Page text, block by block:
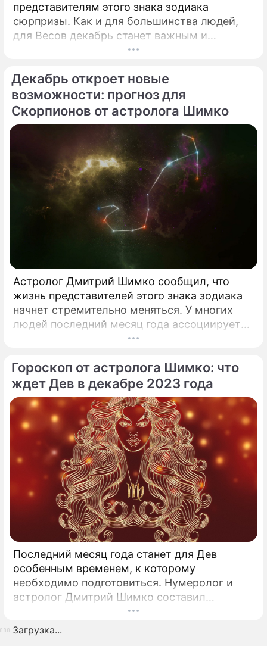
представителям этого знака зодиака
сюрпризы. Как и для большинства людей,
для Весов декабрь станет важным и
Декабрь откроет новые
возможности: прогноз для
Скорпионов от астролога Шимко
Астролог Дмитрий Шимко сообщил, что
жизнь представителей этого знака зодиака
начнет стремительно меняться. У многих
людей последний месяц года ассоциируется
с грядущими переменами и началом новой
Гороскоп от астролога Шимко: что
ждет Дев в декабре 2023 года
Последний месяц года станет для Дев
особенным временем, к которому
необходимо подготовиться. Нумеролог и
астролог Дмитрий Шимко составил
эксклюзивный прогноз для представителей
этого знака зодиака.
Загрузка...